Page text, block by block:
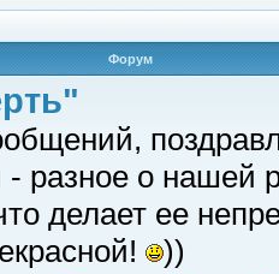
Форум
разное о нашей
делает ее
))